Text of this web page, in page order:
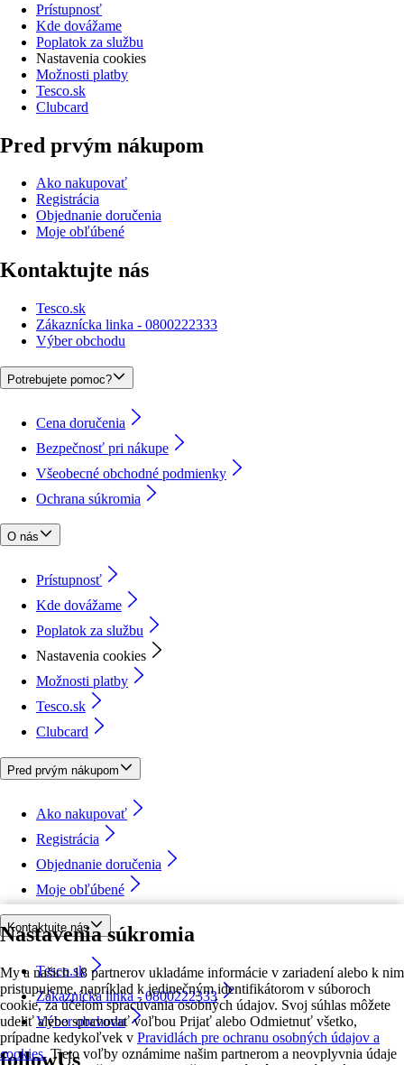
Nastavenia súkromia
My a našich 18 partnerov ukladáme informácie v zariadení alebo k nim
pristupujeme, napríklad k jedinečným identifikátorom v súboroch
cookie, za účelom spracúvania osobných údajov. Svoj súhlas môžete
udeliť alebo spravovať voľbou Prijať alebo Odmietnuť všetko,
prípadne kedykoľvek v Pravidlách pre ochranu osobných údajov a
cookies. Tieto voľby oznámime našim partnerom a neovplyvnia údaje
Prístupnosť
Kde dovážame
Poplatok za službu
Nastavenia cookies
Možnosti platby
Tesco.sk
Clubcard
Pred prvým nákupom
Ako nakupovať
Registrácia
Objednanie doručenia
Moje obľúbené
Kontaktujte nás
Tesco.sk
Zákaznícka linka - 0800222333
Výber obchodu
Potrebujete pomoc?
Cena doručenia
Bezpečnosť pri nákupe
Všeobecné obchodné podmienky
Ochrana súkromia
O nás
Prístupnosť
Kde dovážame
Poplatok za službu
Nastavenia cookies
Možnosti platby
Tesco.sk
Clubcard
Pred prvým nákupom
Ako nakupovať
Registrácia
Objednanie doručenia
Moje obľúbené
Kontaktujte nás
Tesco.sk
Zákaznícka linka - 0800222333
Výber obchodu
followUs